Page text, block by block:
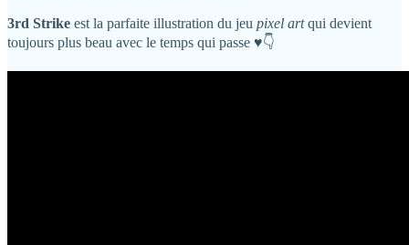
3rd Strike est la parfaite illustration du jeu pixel artqui devient
toujours plus beau avec le temps qui passe ♥️👇